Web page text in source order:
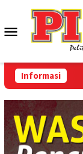
konten
Menu
Mobile
Informasi